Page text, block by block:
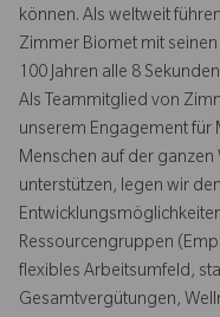
können. Als weltweit
Zimmer Biomet mit
100 Jahren alle 8
Als Teammitglied von
unserem Engagement für
Menschen auf der ganzen
unterstützen, legen wir
Ressourcengruppen
flexibles Arbeitsumfeld,
Gesamtvergütungen,